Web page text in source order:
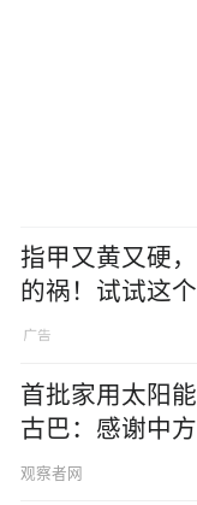
指甲又黄又硬
的祸！试试这个
首批家用太阳
古巴：感谢中
观察者网